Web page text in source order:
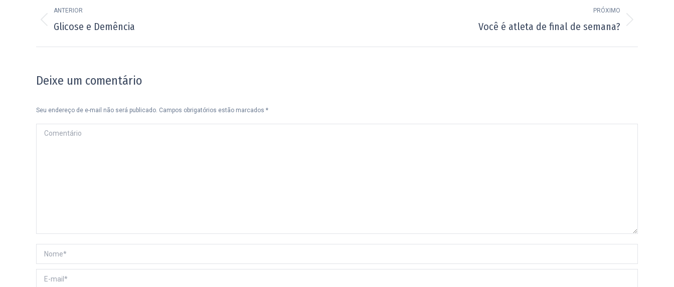
de
post:
ANTERIOR
Post
Glicose e Demência
PRÓXIMO
Você é atleta de final de semana?
Deixe um comentário
Seu endereço de e-mail não será publicado. Campos obrigatórios estão marcados *
Comentário
Nome *
E-mail *